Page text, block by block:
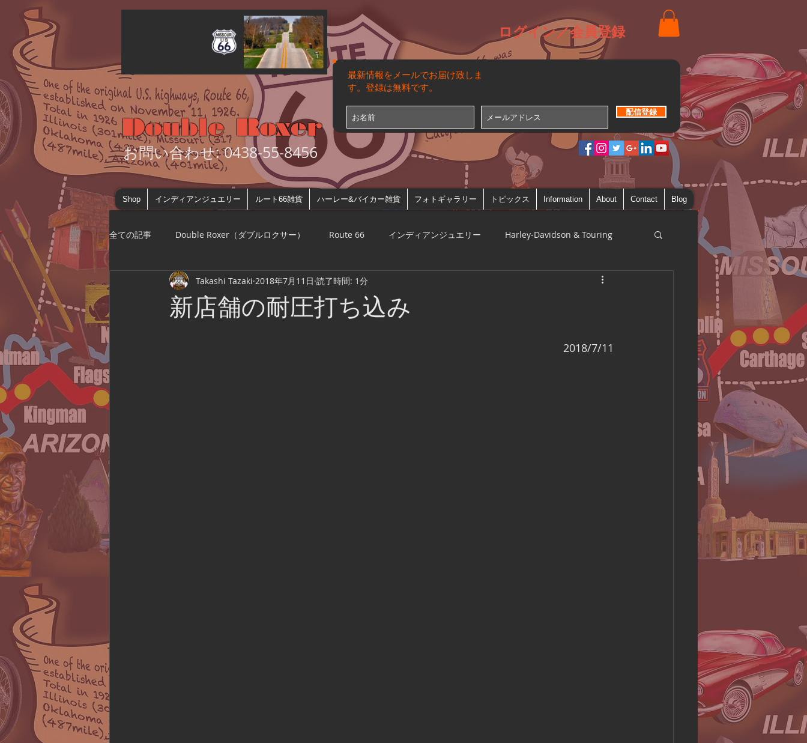
お問い合わせ: 0438-55-8456
Double Roxer
ログイン／会員登録
最新情報をメールでお届け致しま
す。登録は無料です。
配信登録
Shop インディアンジュエリー ルート66雑貨 ハーレー&バイカー雑貨 フォトギャラリー トピックス Information About Contact Blog
全ての記事 Double Roxer（ダブルロクサー） Route 66 インディアンジュエリー Harley-Davidson & Touring
Route 66 Association of Japan Cook & Meal Daily Life America Camping
新店舗の耐圧打ち込み
Takashi Tazaki 2018年7月11日 読了時間: 1分
2018/7/11